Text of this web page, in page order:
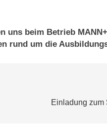
uns beim Betrieb
rund um die
Einladung zum